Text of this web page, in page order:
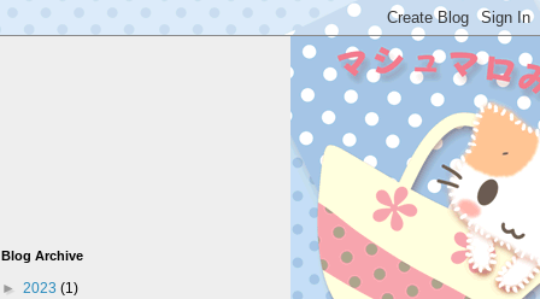
Blog Archive
► 2023 (1)